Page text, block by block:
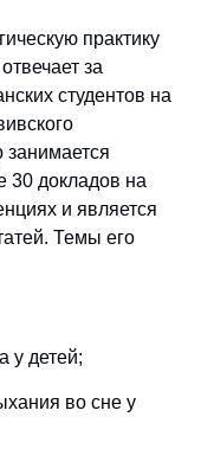
практику
за
студентов на
занимается
30 докладов на
и является
Темы его
у детей;
во сне у